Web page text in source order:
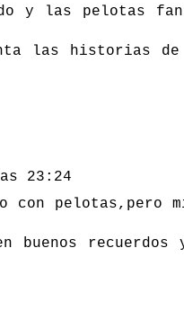
y las pelotas
las historias
23:24
con pelotas,pero
buenos recuerdos